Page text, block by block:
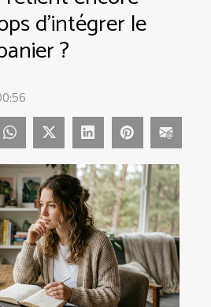
d’intégrer le
?